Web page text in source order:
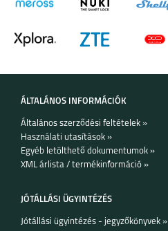
ÁLTALÁNOS INFORMÁCIÓK
Általános szerződési feltételek »
Használati utasítások »
Egyéb letölthető dokumentumok »
XML árlista / termékinformáció »
JÓTÁLLÁSI ÜGYINTÉZÉS
Jótállási ügyintézés - jegyzőkönyvek »